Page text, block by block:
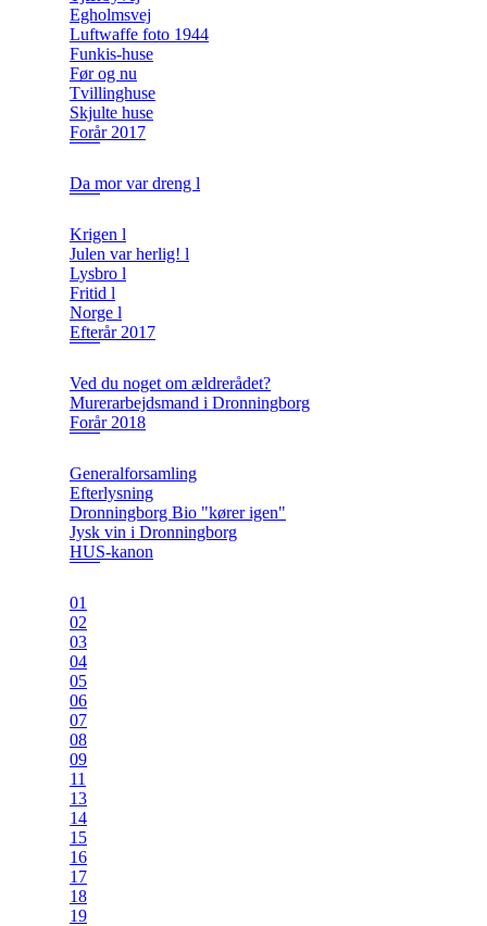
Egholmsvej
Luftwaffe foto 1944
Funkis-huse
Før og nu
Tvillinghuse
Skjulte huse
Forår 2017
Da mor var dreng l
Krigen l
Julen var herlig! l
Lysbro l
Fritid l
Norge l
Efterår 2017
Ved du noget om ældrerådet?
Murerarbejdsmand i Dronningborg
Forår 2018
Generalforsamling
Efterlysning
Dronningborg Bio "kører igen"
Jysk vin i Dronningborg
HUS-kanon
01
02
03
04
05
06
07
08
09
11
13
14
15
16
17
18
19